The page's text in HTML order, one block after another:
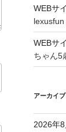
WEBサ
lexusfun
WEBサ
ちゃん5
アーカイブ
2026年8